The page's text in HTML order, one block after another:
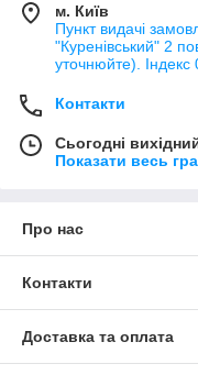
м. Київ
Пункт видачі
"Куренівський" 2
уточнюйте). Індекс
Контакти
Сьогодні
Показати весь
Про нас
Контакти
Доставка та оплата